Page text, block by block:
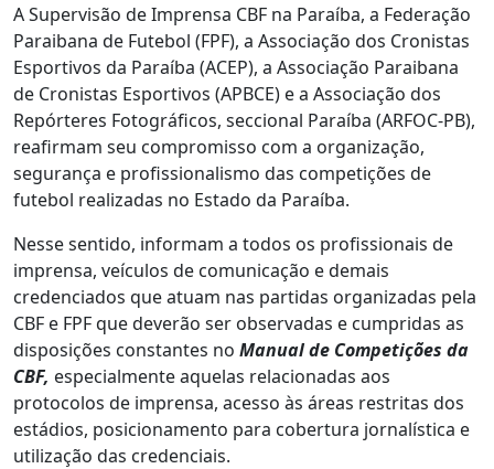
A Supervisão de Imprensa CBF na Paraíba, a Federação
Paraibana de Futebol (FPF), a Associação dos Cronistas
Esportivos da Paraíba (ACEP), a Associação Paraibana
de Cronistas Esportivos (APBCE) e a Associação dos
Repórteres Fotográficos, seccional Paraíba (ARFOC-PB),
reafirmam seu compromisso com a organização,
segurança e profissionalismo das competições de
futebol realizadas no Estado da Paraíba.
Nesse sentido, informam a todos os profissionais de
imprensa, veículos de comunicação e demais
credenciados que atuam nas partidas organizadas pela
CBF e FPF que deverão ser observadas e cumpridas as
disposições constantes no Manual de Competições da
CBF, especialmente aquelas relacionadas aos
protocolos de imprensa, acesso às áreas restritas dos
estádios, posicionamento para cobertura jornalística e
utilização das credenciais.